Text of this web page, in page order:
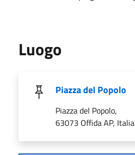
Luogo
Piazza del Popolo
Piazza del Popolo,
63073 Offida AP, Italia